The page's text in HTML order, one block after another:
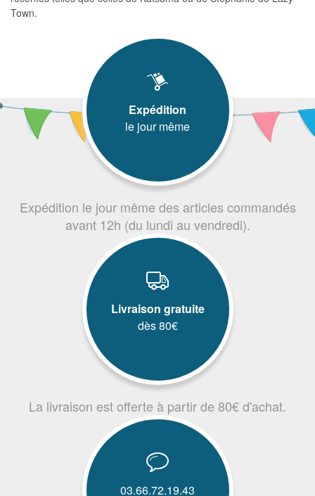
Town.
Expédition
le jour même
Expédition le jour même des articles commandés
avant 12h (du lundi au vendredi).
Livraison gratuite
dès 80€
La livraison est offerte à partir de 80€ d'achat.
03.66.72.19.43